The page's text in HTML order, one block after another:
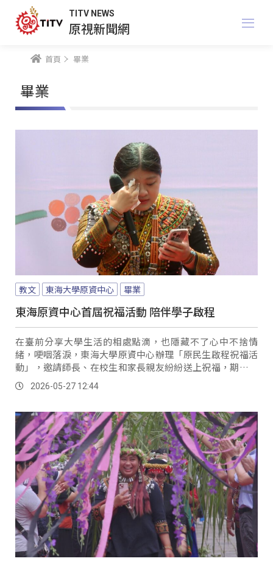
TITV NEWS
原視新聞網
首頁 畢業
畢業
教文 東海大學原資中心 畢業
東海原資中心首屆祝福活動 陪伴學子啟程
在臺前分享大學生活的相處點滴，也隱藏不了心中不捨情
緒，哽咽落淚，東海大學原資中心辦理「原民生啟程祝福活
動」，邀請師長、在校生和家長親友紛紛送上祝福，期待畢
業生在嶄新的人生旅程，順利美好。
2026-05-27 12:44